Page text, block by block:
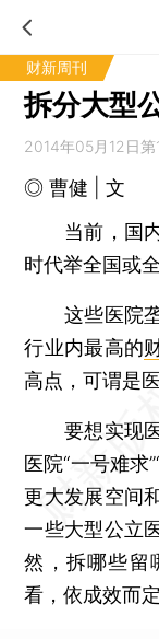
财新周刊
拆分大型
2014年05月12日第
◎ 曹健 | 文
当前，国
时代举全国或
这些医院垄
行业内最高的
高点，可谓是
要想实现医
医院“一号难求
更大发展空间
一些大型公立
然，拆哪些留
看，依成效而定